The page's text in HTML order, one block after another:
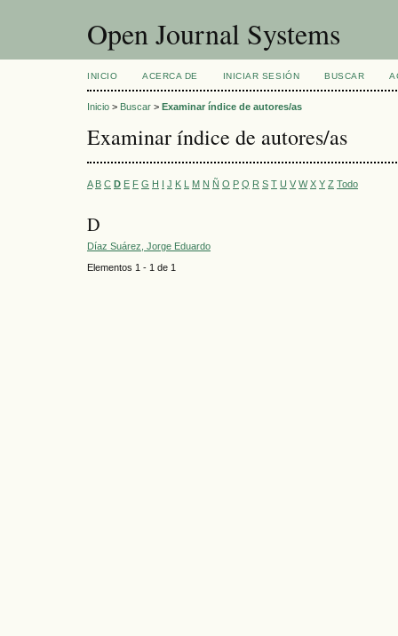
Open Journal Systems
INICIO ACERCA DE INICIAR SESIÓN BUSCAR
Inicio > Buscar > Examinar índice de autores/as
Examinar índice de autores/as
A B C D E F G H I J K L M N Ñ O P Q R S T U V W X Y Z Todo
D
Díaz Suárez, Jorge Eduardo
Elementos 1 - 1 de 1